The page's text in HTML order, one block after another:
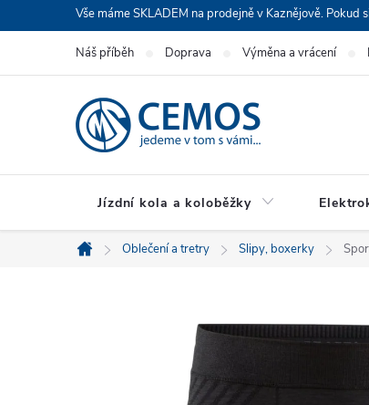
na
Vše máme SKLADEM na prodejně v Kaznějově.
Náš příběh Doprava Výměna a vrácení
Jízdní kola a koloběžky
Domů
Oblečení a tretry Slipy, boxerky